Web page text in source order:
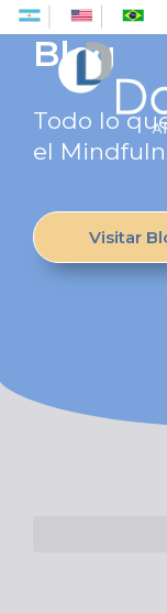
Blog
Todo lo
el
Visitar